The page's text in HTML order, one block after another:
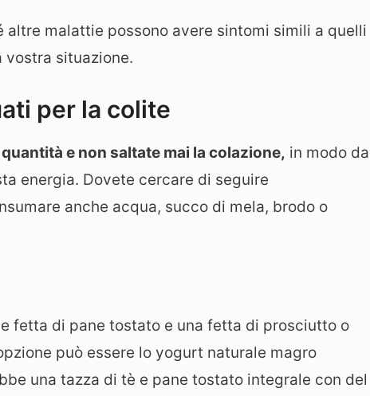
malattie possono avere sintomi simili a quelli
vostra situazione.
per la colite
e non saltate mai la colazione, in modo da
energia. Dovete cercare di seguire
anche acqua, succo di mela, brodo o
fetta di pane tostato e una fetta di prosciutto o
può essere lo yogurt naturale magro
una tazza di tè e pane tostato integrale con del